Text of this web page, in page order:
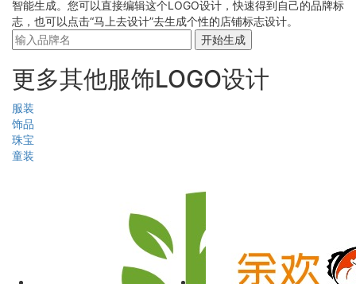
智能生成。您可以直接编辑这个LOGO设计，快速得到自己的品牌标
志，也可以点击“马上去设计”去生成个性的店铺标志设计。
开始生成
更多其他服饰LOGO设计
服装
饰品
珠宝
童装